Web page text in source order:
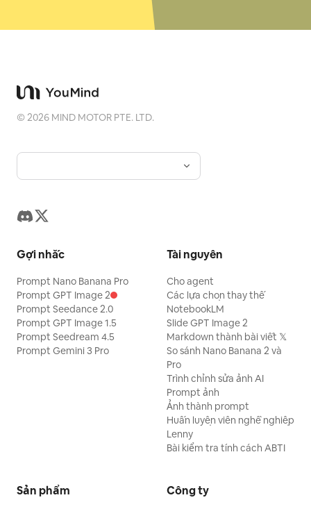
©2026 MIND MOTOR PTE. LTD.
Gợi nhắc
Prompt Nano Banana Pro
Prompt GPT Image 2
Prompt Seedance 2.0
Prompt GPT Image 1.5
Prompt Seedream 4.5
Prompt Gemini 3 Pro
Tài nguyên
Cho agent
Các lựa chọn thay thế
NotebookLM
Slide GPT Image 2
Markdown thành bài viết 𝕏
So sánh Nano Banana 2 và
Pro
Trình chỉnh sửa ảnh AI
Prompt ảnh
Ảnh thành prompt
Huấn luyện viên nghề nghiệp
Lenny
Bài kiểm tra tính cách ABTI
Sản phẩm Công ty